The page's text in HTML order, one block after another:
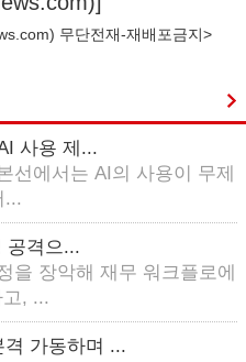
) 무단전재-재배포금지>
사용 제...
선에서는 AI의 사용이 무제
...
공격으...
을 장악해 재무 워크플로에
, ...
격 가동하며 ...